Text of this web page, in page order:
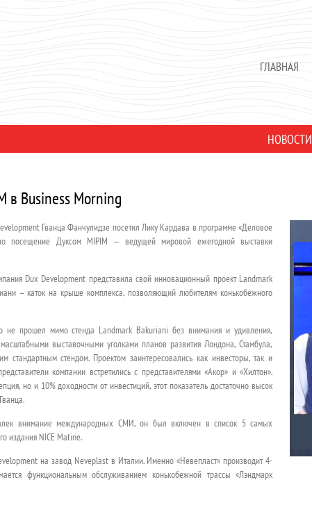
ГЛАВНАЯ
НОВОСТИ
в Business Morning
Гванца Фанчулидзе посетил Лику Кардава в программе «Деловое
посещение Дуксом MIPIM — ведущей мировой ежегодной выставки
Dux Development представила свой инновационный проект Landmark
– каток на крыше комплекса, позволяющий любителям конькобежного
не прошел мимо стенда Landmark Bakuriani без внимания и удивления,
выставочными уголками планов развития Лондона, Стамбула,
стандартным стендом. Проектом заинтересовались как инвесторы, так и
компании встретились с представителями «Акор» и «Хилтон».
но и 10% доходности от инвестиций, этот показатель достаточно высок
внимание международных СМИ, он был включен в список 5 самых
издания NICE Matine.
на завод Neveplast в Италии. Именно «Невепласт» производит 4-
функциональным обслуживанием конькобежной трассы «Лэндмарк